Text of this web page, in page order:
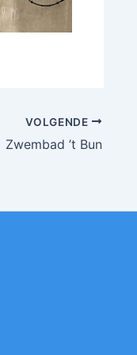
VOLGENDE
Zwembad ’t Bun